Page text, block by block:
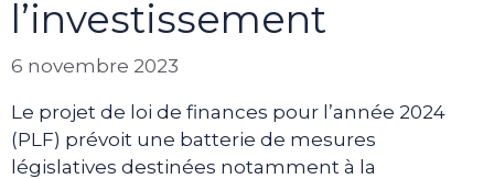
l’investissement
6 novembre 2023
Le projet de loi de finances pour l’année 2024
(PLF) prévoit une batterie de mesures
législatives destinées notamment à la